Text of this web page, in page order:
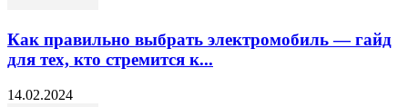
Как правильно выбрать электромобиль — гайд
для тех, кто стремится к...
14.02.2024